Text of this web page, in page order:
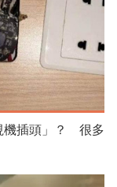
機插頭」？ 很多